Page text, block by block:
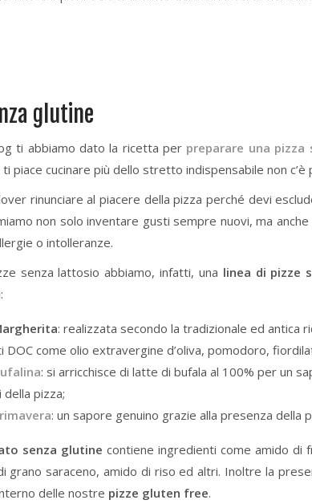
glutine
ti abbiamo dato la ricetta per preparare una
piace cucinare più dello stretto indispensabile non c’è
rinunciare al piacere della pizza perché devi
non solo inventare gusti sempre nuovi, ma
o intolleranze.
senza lattosio abbiamo, infatti, una linea di pizze
: realizzata secondo la tradizionale ed antica
DOC come olio extravergine d’oliva, pomodoro,
: si arricchisce di latte di bufala al 100% per un
pizza;
: un sapore genuino grazie alla presenza della
senza glutine contiene ingredienti come amido
grano saraceno, amido di riso ed altri. Inoltre la
delle nostre pizze gluten free.